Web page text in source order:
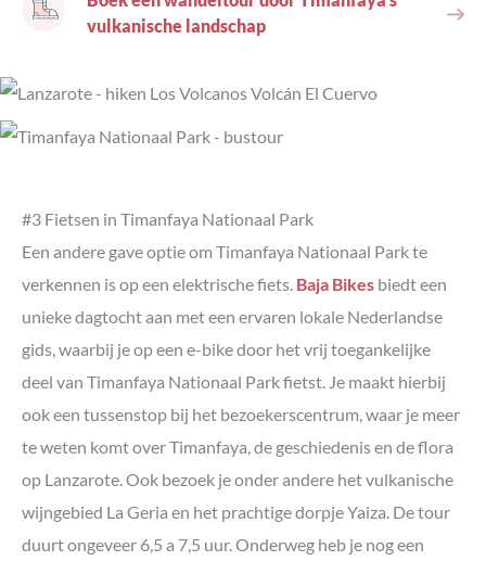
vulkanische landschap
#3 Fietsen in Timanfaya Nationaal Park
Een andere gave optie om Timanfaya Nationaal Park te
verkennen is op een elektrische fiets. Baja Bikes biedt een
unieke dagtocht aan met een ervaren lokale Nederlandse
gids, waarbij je op een e-bike door het vrij toegankelijke
deel van Timanfaya Nationaal Park fietst. Je maakt hierbij
ook een tussenstop bij het bezoekerscentrum, waar je meer
te weten komt over Timanfaya, de geschiedenis en de flora
op Lanzarote. Ook bezoek je onder andere het vulkanische
wijngebied La Geria en het prachtige dorpje Yaiza. De tour
duurt ongeveer 6,5 a 7,5 uur. Onderweg heb je nog een